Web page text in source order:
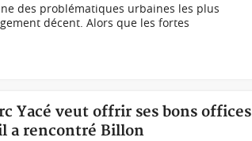
des problématiques urbaines les plus
décent. Alors que les fortes
Yacé veut offrir ses bons offices
a rencontré Billon